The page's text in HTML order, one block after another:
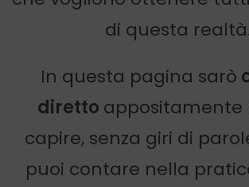
di questa
In questa pagina sarò
diretto appositamente
capire, senza giri di
puoi contare nella